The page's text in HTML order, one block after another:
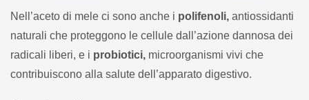
Nell’aceto di mele ci sono anche i polifenoli, antiossidanti
naturali che proteggono le cellule dall’azione dannosa dei
radicali liberi, e i probiotici, microorganismi vivi che
contribuiscono alla salute dell’apparato digestivo.